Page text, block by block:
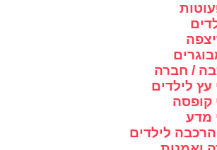
/ חברה
עץ לילדים
קופסה
מדע
לילדים